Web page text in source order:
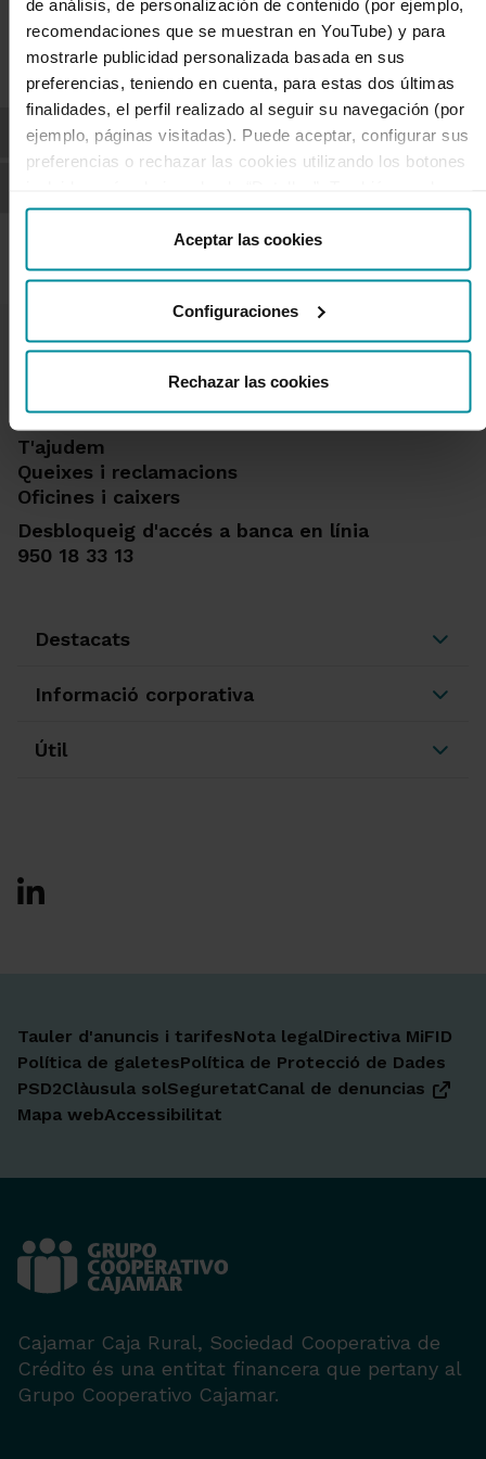
de análisis, de personalización de contenido (por ejemplo,
recomendaciones que se muestran en YouTube) y para
mostrarle publicidad personalizada basada en sus
preferencias, teniendo en cuenta, para estas dos últimas
finalidades, el perfil realizado al seguir su navegación (por
ejemplo, páginas visitadas). Puede aceptar, configurar sus
preferencias o rechazar las cookies utilizando los botones
obtener más información, así como cambiar el
consentimiento en cualquier momento desde nuestra
Política de Cookies.
Aceptar las cookies
Configuraciones
Rechazar las cookies
Comerç Exterior (inclosa la persona jurídica)
hagin rebut la informació precontractual.
Tipus d'assegurances
1.Assegurances de canvi tancat
T'ajudem
Queixes i reclamacions
Oficines i caixers
Desbloqueig d'accés a banca en línia
950 18 33 13
Destacats
Informació corporativa
Útil
Ir a Facebook
Ir a X-twitter
Ir a Instagram
Ir a Linkedin
Ir a Youtube
Ir a Blogger
Ir a Vimeo
Tauler d'anuncis i tarifesNota legalDirectiva MiFID
Política de galetesPolítica de Protecció de Dades
PSD2Clàusula solSeguretatCanal de denuncias
Mapa webAccessibilitat
Cajamar Caja Rural, Sociedad Cooperativa de
Crédito és una entitat financera que pertany al
Grupo Cooperativo Cajamar.